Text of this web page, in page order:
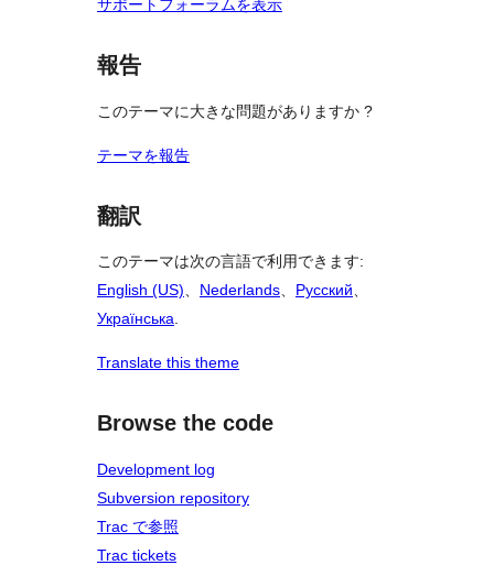
サポートフォーラムを表示
報告
このテーマに大きな問題がありますか ?
テーマを報告
翻訳
このテーマは次の言語で利用できます:
English (US)、 Nederlands、 Русский、
Українська.
Translate this theme
Browse the code
Development log
Subversion repository
Trac で参照
Trac tickets